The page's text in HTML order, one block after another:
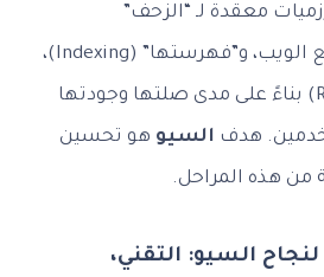
معقدة لـ “الزحف”
(Crawling) إلى مواقع الويب، و”فهرستها” (Indexing)،
ثم “ترتيبها” (Ranking) بناءً على مدى صلتها وجودتها
هدف السيو هو تحسين
هذه المراحل.
لنجاح السيو: التقني،